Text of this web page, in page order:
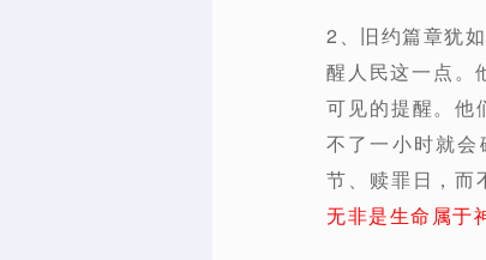
2、旧约篇章犹
醒人民这一点。
可见的提醒。他
不了一小时就
节、赎罪日，而
无非是生命属于